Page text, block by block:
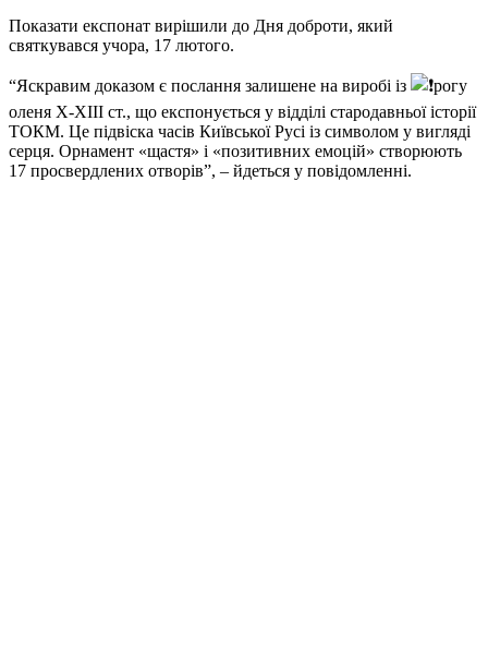
Показати експонат вирішили до Дня доброти, який
святкувався учора, 17 лютого.
“Яскравим доказом є послання залишене на виробі із
рогу
оленя X-XIII ст., що експонується у відділі стародавньої історії
ТОКМ. Це підвіска часів Київської Русі із символом у вигляді
серця. Орнамент «щастя» і «позитивних емоцій» створюють
17 просвердлених отворів”, – йдеться у повідомленні.